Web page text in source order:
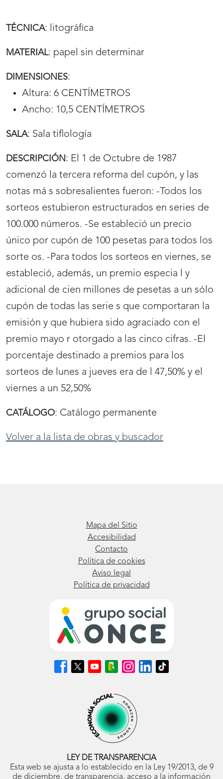
TÉCNICA: litográfica
MATERIAL: papel sin determinar
DIMENSIONES:
Altura: 6 CENTÍMETROS
Ancho: 10,5 CENTÍMETROS
SALA: Sala tiflología
DESCRIPCIÓN: El 1 de Octubre de 1987
comenzó la tercera reforma del cupón, y las
notas má s sobresalientes fueron: -Todos los
sorteos estubieron estructurados en series de
100.000 números. -Se estableció un precio
único por cupón de 100 pesetas para todos los
sorte os. -Para todos los sorteos en viernes, se
estableció, además, un premio especia l y
adicional de cien millones de pesetas a un sólo
cupón de todas las serie s que comportaran la
emisión y que hubiera sido agraciado con el
premio mayo r otorgado a las cinco cifras. -El
porcentaje destinado a premios para los
sorteos de lunes a jueves era de l 47,50% y el
viernes a un 52,50%
CATÁLOGO: Catálogo permanente
Volver a la lista de obras y buscador
Mapa del Sitio
Accesibilidad
Contacto
Política de cookies
Aviso legal
Política de privacidad
Síguenos
en
Síguenos
en
ventana
nueva)
Síguenos
en
abrirá
en
ventana
nueva)
Síguenos
en
Blog
ONCE
(se
abrirá
en
ventana
Síguenos
en
abrirá
en
ventana
nueva)
Síguenos
en
Síguenos
en
LEY DE TRANSPARENCIA
Esta web se ajusta a lo establecido en la Ley 19/2013, de 9
de diciembre, de transparencia, acceso a la información